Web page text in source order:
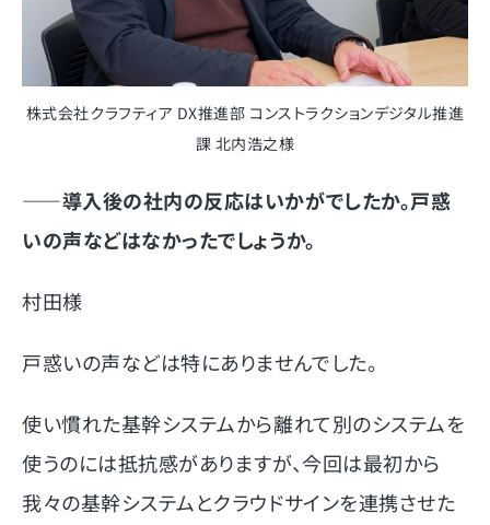
株式会社クラフティア DX推進部 コンストラクションデジタル推進
課 北内浩之様
――導入後の社内の反応はいかがでしたか。戸惑
いの声などはなかったでしょうか。
村田様
戸惑いの声などは特にありませんでした。
使い慣れた基幹システムから離れて別のシステムを
使うのには抵抗感がありますが、今回は最初から
我々の基幹システムとクラウドサインを連携させた